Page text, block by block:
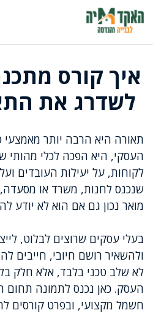
לדלג
לתוכן
איך קורס
לשדרג את
תאורה היא הרבה יותר מאמצעי
העסקי, היא הפכה לכלי
לקוחות, על יעילות העובדים
שנכנס לחנות, משרד או
מואר נכון גם אם הוא לא יודע
בעלי עסקים שרוצים לבלוט,
ולהשאיר רושם חיובי, חייבים
לא שלב טכני בלבד, אלא חלק
העסק. כאן נכנס לתמונה תחום
חשמל מקצועי, ובפרט קורסים